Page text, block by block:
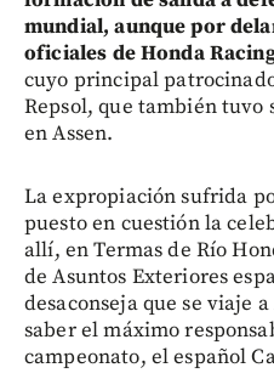
mundial, aunque por
oficiales de Honda
cuyo principal
Repsol, que también tuvo
en Assen.
La expropiación sufrida
puesto en cuestión la
allí, en Termas de Río
de Asuntos Exteriores
desaconseja que se viaje
saber el máximo
campeonato, el español